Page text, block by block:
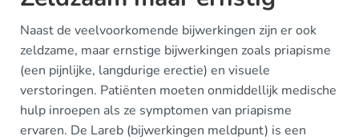
Naast de veelvoorkomende bijwerkingen zijn er ook
zeldzame, maar ernstige bijwerkingen zoals priapisme
(een pijnlijke, langdurige erectie) en visuele
verstoringen. Patiënten moeten onmiddellijk medische
hulp inroepen als ze symptomen van priapisme
ervaren. De Lareb (bijwerkingen meldpunt) is een